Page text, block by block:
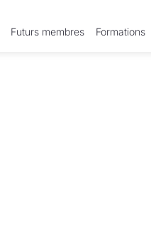
Futurs membres Formations